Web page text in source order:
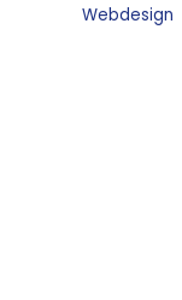
Webdesign